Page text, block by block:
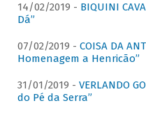
14/02/2019 - BIQUINI
Dá”
07/02/2019 - COISA DA
Homenagem a Henricão”
31/01/2019 - VERLANDO
do Pé da Serra”